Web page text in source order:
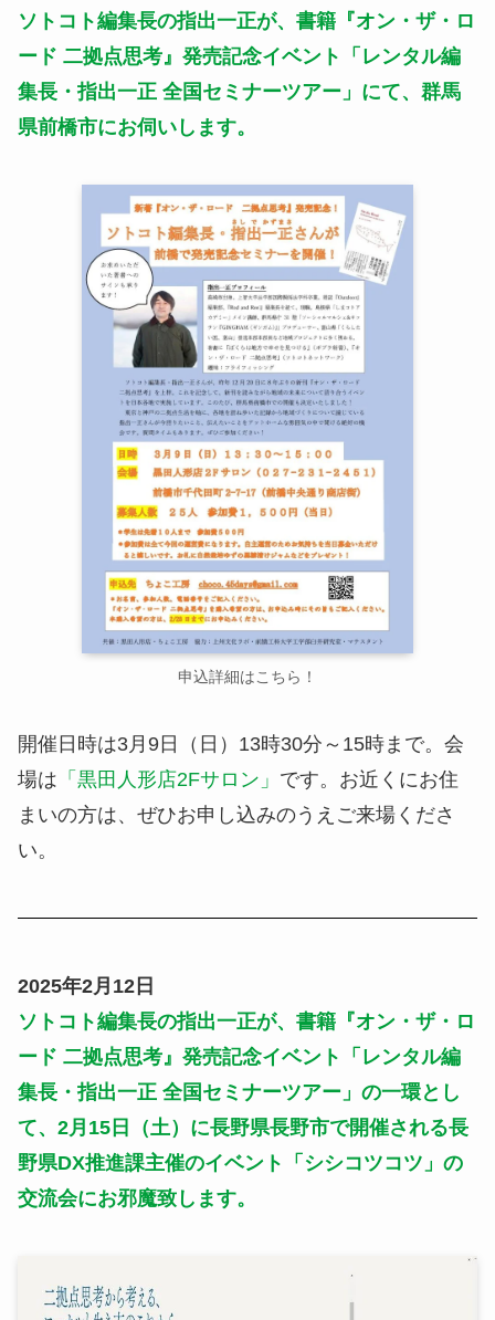
ソトコト編集長の指出一正が、書籍『オン・ザ・ロ
ード 二拠点思考』発売記念イベント「レンタル編
集長・指出一正 全国セミナーツアー」にて、群馬
県前橋市にお伺いします。
申込詳細はこちら！
開催日時は3月9日（日）13時30分～15時まで。会
場は 「黒田人形店2Fサロン」 です。お近くにお住
まいの方は、ぜひお申し込みのうえご来場くださ
い。
2025年2月12日
ソトコト編集長の指出一正が、書籍『オン・ザ・ロ
ード 二拠点思考』発売記念イベント「レンタル編
集長・指出一正 全国セミナーツアー」の一環とし
て、2月15日（土）に長野県長野市で開催される長
野県DX推進課主催のイベント「シシコツコツ」の
交流会にお邪魔致します。